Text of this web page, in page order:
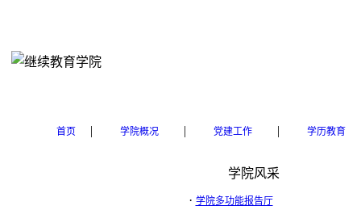
首页 | 学院概况 | 党建工作 | 学历教育
学院风采
· 学院多功能报告厅